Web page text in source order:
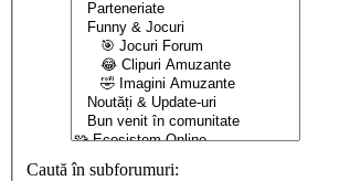
Caută în subforumuri: